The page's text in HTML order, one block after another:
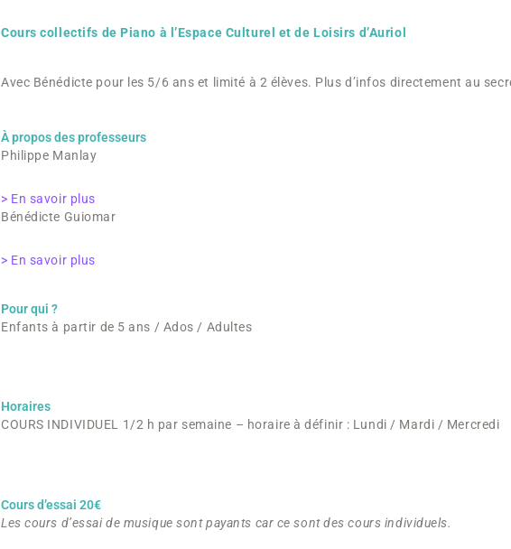
Cours collectifs de Piano à l’Espace Culturel et de Loisirs d’Auriol
Avec Bénédicte pour les 5/6 ans et limité à 2 élèves. Plus d’infos directement au
À propos des professeurs
Philippe Manlay
> En savoir plus
Bénédicte Guiomar
> En savoir plus
Pour qui ?
Enfants à partir de 5 ans / Ados / Adultes
Horaires
COURS INDIVIDUEL 1/2 h par semaine – horaire à définir : Lundi / Mardi / Mercredi
Cours d’essai 20€
Les cours d’essai de musique sont payants car ce sont des cours individuels.